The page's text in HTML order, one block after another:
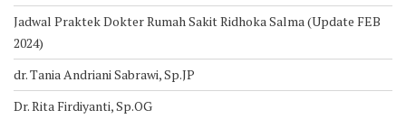
Jadwal Praktek Dokter Rumah Sakit Ridhoka Salma (Update FEB
2024)
dr. Tania Andriani Sabrawi, Sp.JP
Dr. Rita Firdiyanti, Sp.OG